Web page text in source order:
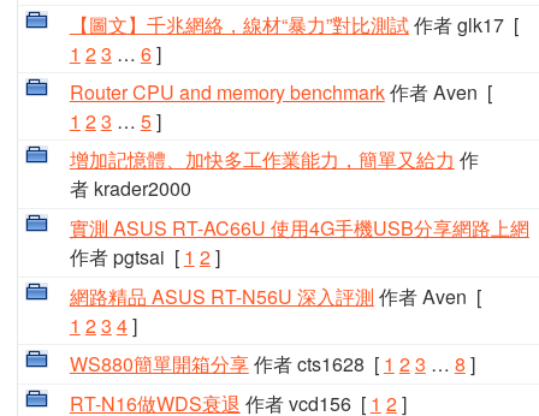
【圖文】千兆網絡，線材“暴力”對比測試作者 glk17[
1 23 … 6]
Router CPU and memory benchmark作者 Aven [
1 23 … 5]
增加記憶體、加快多工作業能力，簡單又給力 作
者 krader2000
實測 ASUS RT-AC66U 使用4G手機USB分享網路上網
作者 pgtsai [ 1 2]
網路精品 ASUS RT-N56U 深入評測 作者 Aven [
1 23 4]
WS880簡單開箱分享作者 cts1628 [ 1 23 … 8 ]
RT-N16做WDS衰退 作者 vcd156[ 1 2]